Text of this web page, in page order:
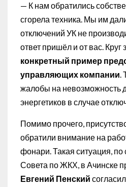
— К нам обратились
сгорела техника. Мы им
отключений УК не
ответ пришёл и от вас. Круг
конкретный пример
управляющих компании.
жалобы на невозможность
энергетиков в случае
Помимо прочего,
обратили внимание на
фонари. Такая ситуация,
Совета по ЖКХ, в Ачинске
Евгений Пенский